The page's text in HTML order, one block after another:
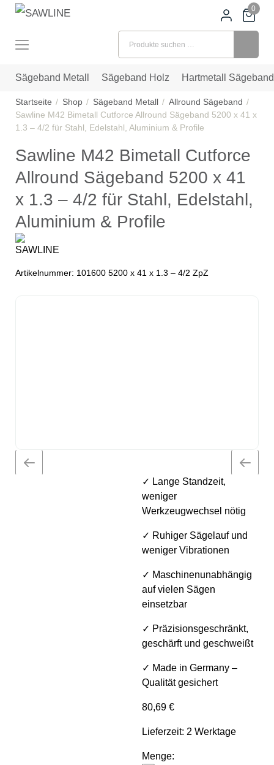
0
Sägeband Metall Sägeband Holz Hartmetall Sägeband
Startseite Shop Sägeband Metall
Allround Sägeband
Sawline M42 Bimetall Cutforce Allround Sägeband 5200 x 41 x
1.3 – 4/2 für Stahl, Edelstahl, Aluminium & Profile
Sawline M42 Bimetall Cutforce
Allround Sägeband 5200 x 41
x 1.3 – 4/2 für Stahl, Edelstahl,
Aluminium & Profile
Artikelnummer: 101600 5200 x 41 x 1.3 – 4/2 ZpZ
✓ Lange Standzeit,
weniger
Werkzeugwechsel nötig
✓ Ruhiger Sägelauf und
weniger Vibrationen
✓ Maschinenunabhängig
auf vielen Sägen
einsetzbar
✓ Präzisionsgeschränkt,
geschärft und geschweißt
✓ Made in Germany –
Qualität gesichert
80,69 €
Lieferzeit: 2 Werktage
Menge: